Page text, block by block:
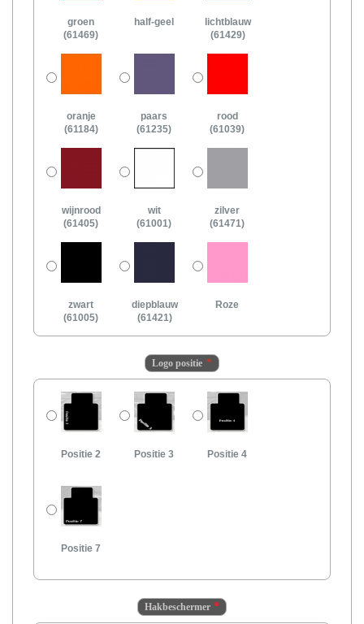
groen
(61469)
half-geel
lichtblauw
(61429)
oranje
(61184)
paars
(61235)
rood
(61039)
wijnrood
(61405)
wit
(61001)
zilver
(61471)
zwart
(61005)
diepblauw
(61421)
Roze
Logo positie
Positie 2 Positie 3 Positie 4
Positie 7
Hakbeschermer